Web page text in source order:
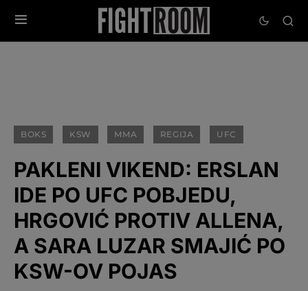
BOKS KSW MMA REGIJA UFC
PAKLENI VIKEND: ERSLAN
IDE PO UFC POBJEDU,
HRGOVIĆ PROTIV ALLENA,
A SARA LUZAR SMAJIĆ PO
KSW-OV POJAS